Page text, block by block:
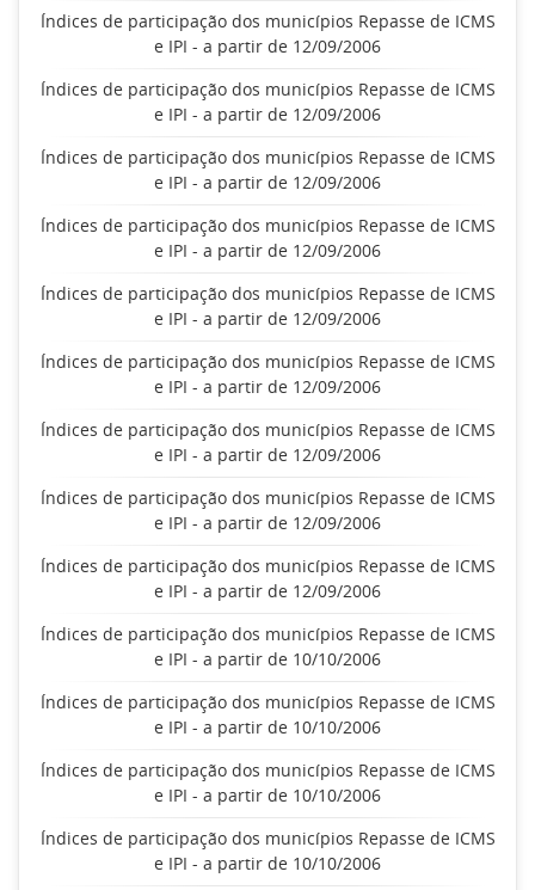
Índices de participação dos municípios Repasse de ICMS
e IPI - a partir de 12/09/2006
Índices de participação dos municípios Repasse de ICMS
e IPI - a partir de 12/09/2006
Índices de participação dos municípios Repasse de ICMS
e IPI - a partir de 12/09/2006
Índices de participação dos municípios Repasse de ICMS
e IPI - a partir de 12/09/2006
Índices de participação dos municípios Repasse de ICMS
e IPI - a partir de 12/09/2006
Índices de participação dos municípios Repasse de ICMS
e IPI - a partir de 12/09/2006
Índices de participação dos municípios Repasse de ICMS
e IPI - a partir de 12/09/2006
Índices de participação dos municípios Repasse de ICMS
e IPI - a partir de 12/09/2006
Índices de participação dos municípios Repasse de ICMS
e IPI - a partir de 12/09/2006
Índices de participação dos municípios Repasse de ICMS
e IPI - a partir de 10/10/2006
Índices de participação dos municípios Repasse de ICMS
e IPI - a partir de 10/10/2006
Índices de participação dos municípios Repasse de ICMS
e IPI - a partir de 10/10/2006
Índices de participação dos municípios Repasse de ICMS
e IPI - a partir de 10/10/2006